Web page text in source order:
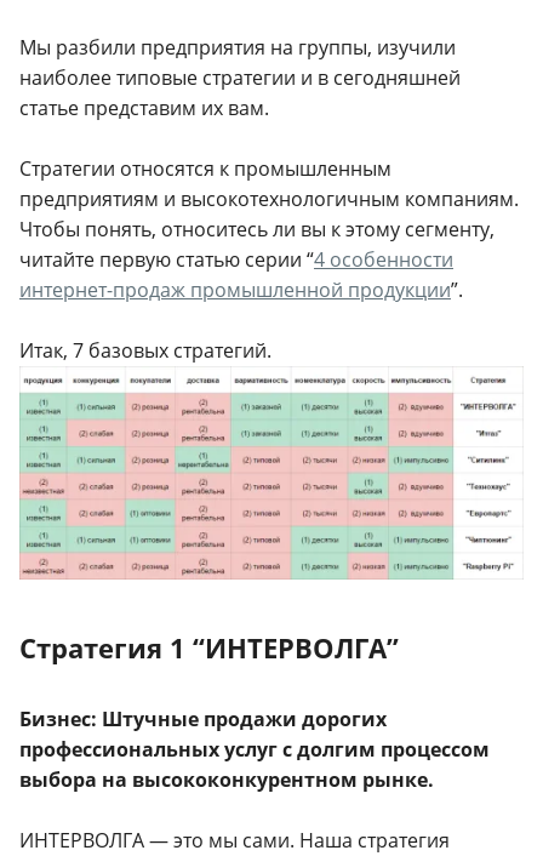
Мы разбили предприятия на группы, изучили
наиболее типовые стратегии и в сегодняшней
статье представим их вам.
Стратегии относятся к промышленным
предприятиям и высокотехнологичным компаниям.
Чтобы понять, относитесь ли вы к этому сегменту,
читайте первую статью серии “4 особенности
интернет-продаж промышленной продукции”.
Итак, 7 базовых стратегий.
Стратегия 1 “ИНТЕРВОЛГА”
Бизнес: Штучные продажи дорогих
профессиональных услуг с долгим процессом
выбора на высококонкурентном рынке.
ИНТЕРВОЛГА — это мы сами. Наша стратегия